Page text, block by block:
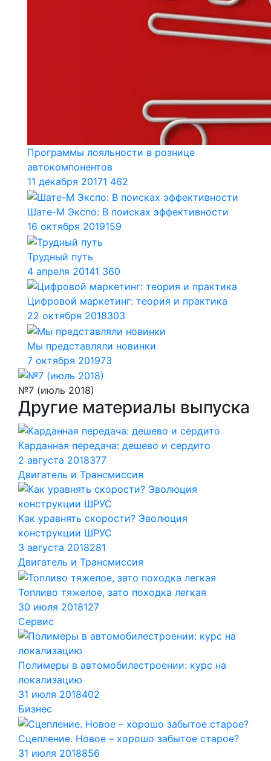
Программы лояльности в рознице
автокомпонентов
11 декабря 20171 462
Шате-М Экспо: В поисках эффективности
16 октября 2019159
Трудный путь
4 апреля 20141 360
Цифровой маркетинг: теория и практика
22 октября 2018303
Мы представляли новинки
7 октября 201973
№7 (июль 2018)
Другие материалы выпуска
Карданная передача: дешево и сердито
2 августа 2018377
Двигатель и Трансмиссия
Как уравнять скорости? Эволюция
конструкции ШРУС
3 августа 2018281
Двигатель и Трансмиссия
Топливо тяжелое, зато походка легкая
30 июля 2018127
Сервис
Полимеры в автомобилестроении: курс на
локализацию
31 июля 2018402
Бизнес
Сцепление. Новое – хорошо забытое старое?
31 июля 2018856